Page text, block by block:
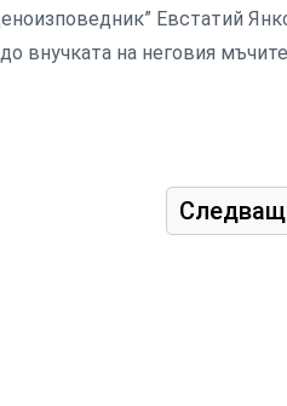
Евстатий
внучката на неговия